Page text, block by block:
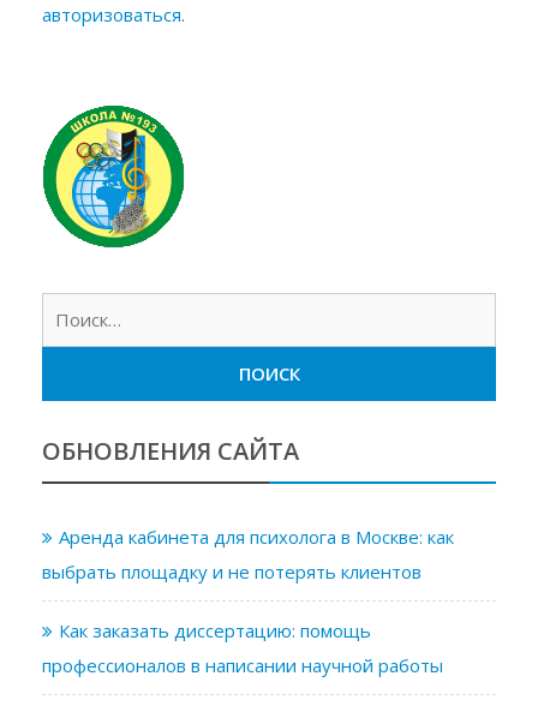
авторизоваться.
ОБНОВЛЕНИЯ САЙТА
Аренда кабинета для психолога в Москве: как
выбрать площадку и не потерять клиентов
Как заказать диссертацию: помощь
профессионалов в написании научной работы